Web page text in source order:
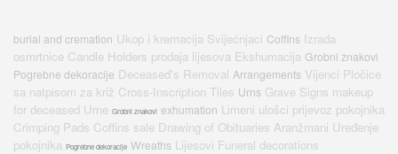
burial and cremation Ukop i kremacija Svijećnjaci Coffins Izrada
osmrtnice Candle Holders prodaja lijesova Ekshumacija Grobni znakovi
Pogrebne dekoracije Deceased's Removal Arrangements Vijenci Pločice
sa natpisom za križ Cross-Inscription Tiles Urns Grave Signs makeup
for deceased Urne Grobni znakovi exhumation Limeni ulošci prijevoz pokojnika
Crimping Pads Coffins sale Drawing of Obituaries Aranžmani Uređenje
pokojnika Pogrebne dekoracije Wreaths Lijesovi Funeral decorations